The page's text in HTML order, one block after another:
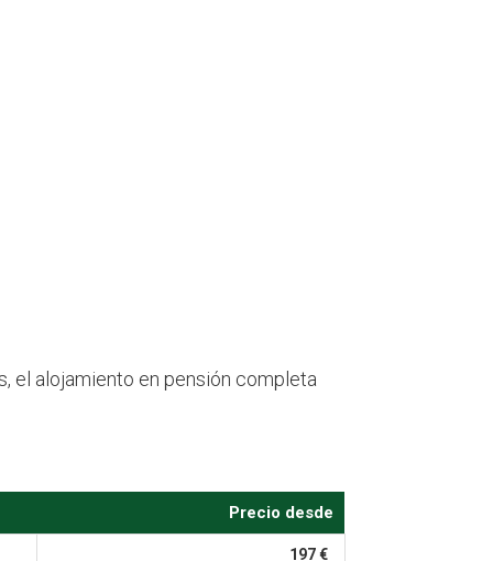
el alojamiento en pensión completa
Precio desde
197 €